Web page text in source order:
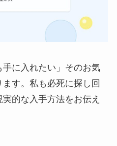
手に入れたい」そのお気
す。私も必死に探し回
的な入手方法をお伝え